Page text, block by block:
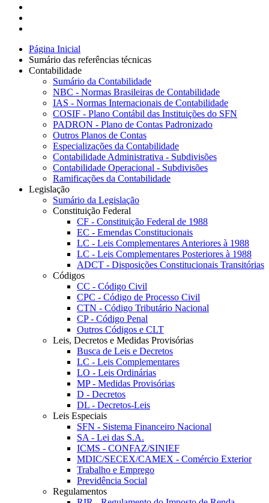
Página Inicial
Sumário das referências técnicas
Contabilidade
Sumário da Contabilidade
NBC - Normas Brasileiras de Contabilidade
IAS - Normas Internacionais de Contabilidade
COSIF - Plano Contábil das Instituições do SFN
PADRON - Plano de Contas Padronizado
Outros Planos de Contas
Especializações da Contabilidade
Contabilidade Administrativa - Subdivisões
Contabilidade Operacional - Subdivisões
Ramificações da Contabilidade
Legislação
Sumário da Legislação
Constituição Federal
CF - Constituição Federal de 1988
EC - Emendas Constitucionais
LC - Leis Complementares Anteriores à 1988
LC - Leis Complementares Posteriores à 1988
ADCT - Disposições Constitucionais Transitórias
Códigos
CC - Código Civil
CPC - Código de Processo Civil
CTN - Código Tributário Nacional
CP - Código Penal
Outros Códigos e CLT
Leis, Decretos e Medidas Provisórias
Busca de Leis e Decretos
LC - Leis Complementares
LO - Leis Ordinárias
MP - Medidas Provisórias
D - Decretos
DL - Decretos-Leis
Leis Especiais
SFN - Sistema Financeiro Nacional
SA - Lei das S.A.
ICMS - CONFAZ/SINIEF
MDIC/SECEX/CAMEX - Comércio Exterior
Trabalho e Emprego
Previdência Social
Regulamentos